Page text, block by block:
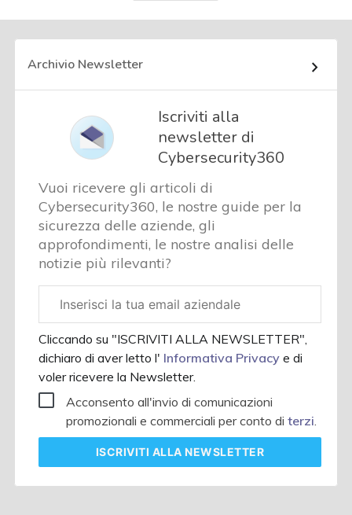
Archivio Newsletter
Iscriviti alla
newsletter di
Cybersecurity360
Vuoi ricevere gli articoli di
Cybersecurity360, le nostre guide per la
sicurezza delle aziende, gli
approfondimenti, le nostre analisi delle
notizie più rilevanti?
aziendale
Cliccando su "ISCRIVITI ALLA NEWSLETTER",
dichiaro di aver letto l' Informativa Privacye di
voler ricevere la Newsletter.
Acconsento all'invio di comunicazioni
promozionali e commerciali per conto diterzi.
ISCRIVITI ALLA NEWSLETTER